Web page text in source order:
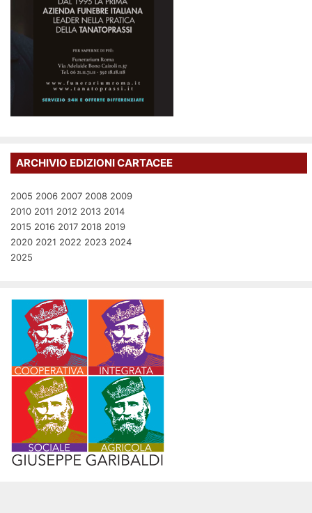
ARCHIVIO EDIZIONI CARTACEE
2005 2006 2007 2008 2009
2010 2011 2012 2013 2014
2015 2016 2017 2018 2019
2020 2021 2022 2023 2024
2025